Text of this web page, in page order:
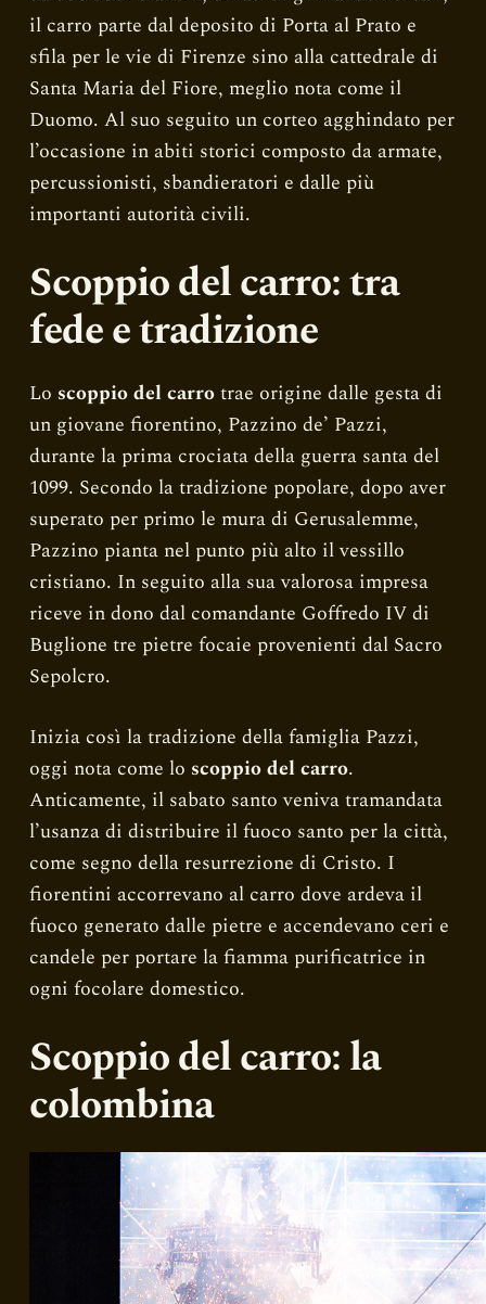
il carro parte dal deposito di Porta al Prato e
sfila per le vie di Firenze sino alla cattedrale di
Santa Maria del Fiore, meglio nota come il
Duomo. Al suo seguito un corteo agghindato per
l’occasione in abiti storici composto da armate,
percussionisti, sbandieratori e dalle più
importanti autorità civili.
Scoppio del carro: tra
fede e tradizione
Lo scoppio del carrotrae origine dalle gesta di
un giovane fiorentino, Pazzino de’ Pazzi,
durante la prima crociata della guerra santa del
1099. Secondo la tradizione popolare, dopo aver
superato per primo le mura di Gerusalemme,
Pazzino pianta nel punto più alto il vessillo
cristiano. In seguito alla sua valorosa impresa
riceve in dono dal comandante Goffredo IV di
Buglione tre pietre focaie provenienti dal Sacro
Sepolcro.
Inizia così la tradizione della famiglia Pazzi,
oggi nota come lo scoppio del carro.
Anticamente, il sabato santo veniva tramandata
l’usanza di distribuire il fuoco santo per la città,
come segno della resurrezione di Cristo. I
fiorentini accorrevano al carro dove ardeva il
fuoco generato dalle pietre e accendevano ceri e
candele per portare la fiamma purificatrice in
ogni focolare domestico.
Scoppio del carro: la
colombina